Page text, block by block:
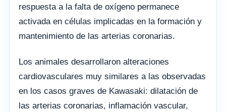
respuesta a la falta de oxígeno permanece
activada en células implicadas en la formación y
mantenimiento de las arterias coronarias.
Los animales desarrollaron alteraciones
cardiovasculares muy similares a las observadas
en los casos graves de Kawasaki: dilatación de
las arterias coronarias, inflamación vascular,